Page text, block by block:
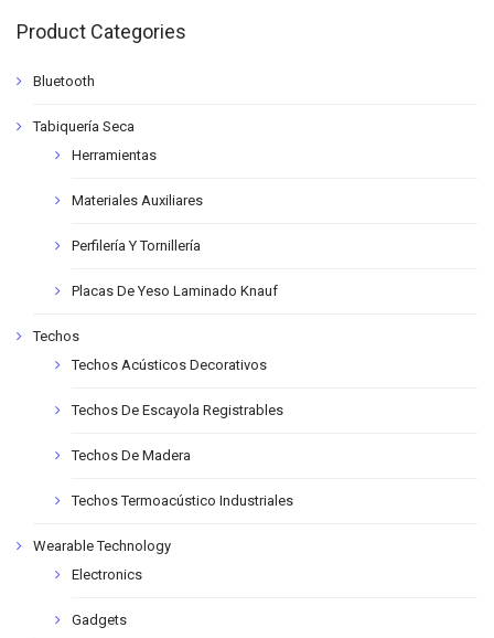
Product Categories
Bluetooth
Tabiquería Seca
Herramientas
Materiales Auxiliares
Perfilería Y Tornillería
Placas De Yeso Laminado Knauf
Techos
Techos Acústicos Decorativos
Techos De Escayola Registrables
Techos De Madera
Techos Termoacústico Industriales
Wearable Technology
Electronics
Gadgets